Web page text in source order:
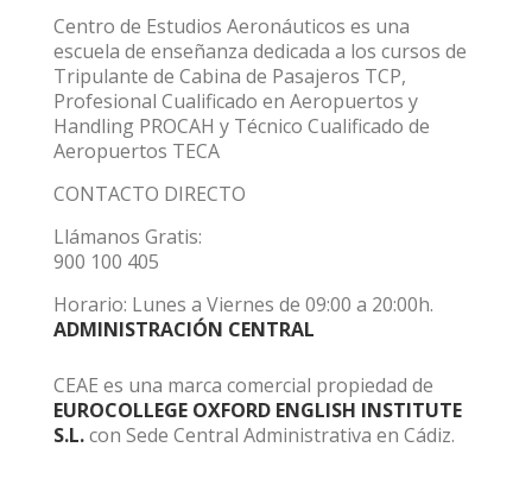
Centro de Estudios Aeronáuticos es una
escuela de enseñanza dedicada a los cursos de
Tripulante de Cabina de Pasajeros TCP,
Profesional Cualificado en Aeropuertos y
Handling PROCAH y Técnico Cualificado de
Aeropuertos TECA
CONTACTO DIRECTO
Llámanos Gratis:
900 100 405
Horario: Lunes a Viernes de 09:00 a 20:00h.
ADMINISTRACIÓN CENTRAL
CEAE es una marca comercial propiedad de
EUROCOLLEGE OXFORD ENGLISH INSTITUTE
S.L.con Sede Central Administrativa en Cádiz.